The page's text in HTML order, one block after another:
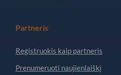
Partneris
Registruokis kaip partneris
Prenumeruoti naujienlaiškį